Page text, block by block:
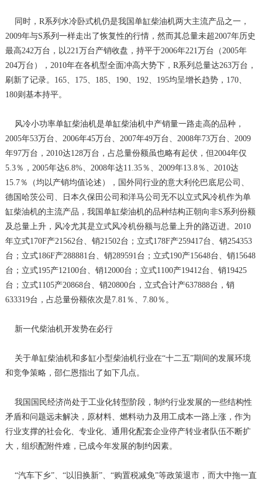
同时，R系列水冷卧式机仍是我国单缸柴油机两大主流产品之一，
2009年与S系列一样走出了恢复性的行情，然而其总量未超2007年历史
最高242万台，以221万台产销收盘，持平于2006年221万台（2005年
204万台），2010年在各机型全面冲高大势下，R系列总量达263万台，
刷新了记录。165、175、185、190、192、195均呈增长趋势，170、
180则基本持平。
风冷小功率单缸柴油机是单缸柴油机中产销量一路走高的品种，
2005年53万台、2006年45万台、2007年49万台、2008年73万台、2009
年97万台，2010达128万台，占总量份额虽也略有起伏，但2004年仅
5.3％，2005年达6.8%、2008年达11.35％、2009年13.8％、2010达
15.7％（均以产销均值论述），国外同行业的意大利伦巴底尼公司、
德国哈茨公司、日本久保田公司和洋马公司无不以立式风冷机作为单
缸柴油机的主流产品，我国单缸柴油机的品种结构正朝向非S系列份额
及总量上升，风冷尤其是立式风冷机份额与总量上升的路迈进。2010
年立式170F产21562台、销21502台；立式178F产259417台、销254353
台；立式186F产288881台、销289591台；立式190产15648台、销15648
台；立式195产12100台、销12000台；立式1100产19412台、销19425
台；立式1105产20868台、销20800台，立式合计产637888台，销
633319台，占总量份额依次是7.81％、7.80％。
新一代柴油机开发势在必行
关于单缸柴油机和多缸小型柴油机行业在“十二五”期间的发展环境
和竞争策略，邵仁恩指出了如下几点。
我国国民经济尚处于工业化转型阶段，制约行业发展的一些结构性
矛盾和问题远未解决，原材料、燃料动力及用工成本一路上涨，作为
行业支撑的社会化、专业化、通用化配套企业停产转业者队伍不断扩
大，组织配附件难，已成今年发展的制约因素。
“汽车下乡”、“以旧换新”、“购置税减免”等政策退市，而大中拖一直